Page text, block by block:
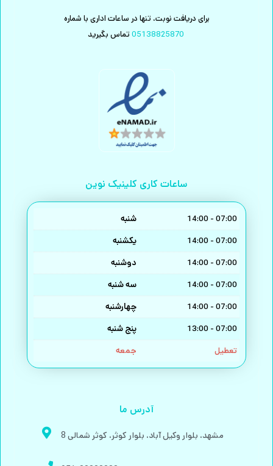
برای دریافت نوبت، تنها در ساعات اداری با شماره
05138825870 تماس بگیرید
ساعات کاری کلینیک نوین
شنبه 14:00 - 07:00
یکشنبه 14:00 - 07:00
دوشنبه 14:00 - 07:00
سه شنبه 14:00 - 07:00
چهارشنبه 14:00 - 07:00
پنج شنبه 13:00 - 07:00
جمعه تعطیل
آدرس ما
مشهد، بلوار وکیل آباد، بلوار کوثر، کوثر شمالی 8